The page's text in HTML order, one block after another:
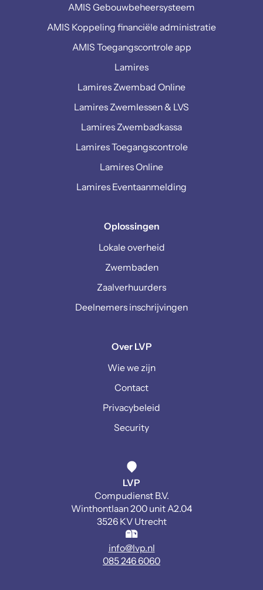
LVP
Compudienst B.V.
Winthontlaan 200 unit A2.04
3526 KV Utrecht
info@lvp.nl
085 246 6060
AMIS Gebouwbeheersysteem
AMIS Koppeling financiële administratie
AMIS Toegangscontrole app
Lamires
Lamires Zwembad Online
Lamires Zwemlessen & LVS
Lamires Zwembadkassa
Lamires Toegangscontrole
Lamires Online
Lamires Eventaanmelding
Oplossingen
Lokale overheid
Zwembaden
Zaalverhuurders
Deelnemers inschrijvingen
Over LVP
Wie we zijn
Contact
Privacybeleid
Security